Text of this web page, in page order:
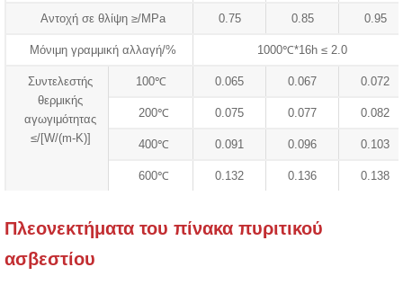
Αντοχή σε θλίψη ≥/MPa 0.75 0.85 0.95
Μόνιμη γραμμική αλλαγή/% 1000℃*16h ≤ 2.0
Συντελεστής
θερμικής
αγωγιμότητας
≤/[W/(m-K)]
100℃ 0.065 0.067 0.072
200℃ 0.075 0.077 0.082
400℃ 0.091 0.096 0.103
600℃ 0.132 0.136 0.138
Πλεονεκτήματα του πίνακα πυριτικού
ασβεστίου